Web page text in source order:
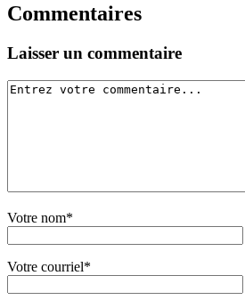
Commentaires
Laisser un commentaire
Votre nom*
Votre courriel*